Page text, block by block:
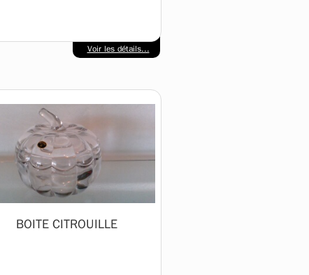
Voir les détails...
BOITE CITROUILLE